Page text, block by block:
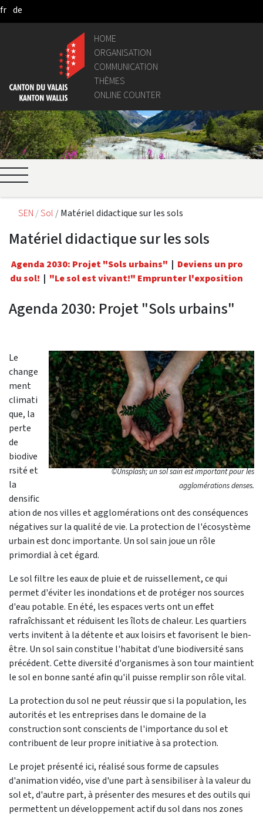
Skip to Main Content
fr de
HOME
ORGANISATION
COMMUNICATION
THÈMES
ONLINE COUNTER
SEN Sol Matériel didactique sur les sols
Matériel didactique sur les sols
Agenda 2030: Projet "Sols urbains" | Deviens un pro
du sol! | "Le sol est vivant!" Emprunter l'exposition
Agenda 2030: Projet "Sols urbains"
©Unsplash; un sol sain est important pour les
agglomérations denses.
Le
change
ment
climati
que, la
perte
de
biodive
rsité et
la
densific
ation de nos villes et agglomérations ont des conséquences
négatives sur la qualité de vie. La protection de l'écosystème
urbain est donc importante. Un sol sain joue un rôle
primordial à cet égard.
Le sol filtre les eaux de pluie et de ruissellement, ce qui
permet d'éviter les inondations et de protéger nos sources
d'eau potable. En été, les espaces verts ont un effet
rafraîchissant et réduisent les îlots de chaleur. Les quartiers
verts invitent à la détente et aux loisirs et favorisent le bien-
être. Un sol sain constitue l'habitat d'une biodiversité sans
précédent. Cette diversité d'organismes à son tour maintient
le sol en bonne santé afin qu'il puisse remplir son rôle vital.
La protection du sol ne peut réussir que si la population, les
autorités et les entreprises dans le domaine de la
construction sont conscients de l'importance du sol et
contribuent de leur propre initiative à sa protection.
Le projet présenté ici, réalisé sous forme de capsules
d'animation vidéo, vise d'une part à sensibiliser à la valeur du
sol et, d'autre part, à présenter des mesures et des outils qui
permettent un développement actif du sol dans nos zones